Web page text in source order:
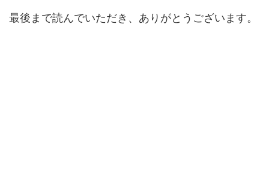
最後まで読んでいただき、ありがとうございます。